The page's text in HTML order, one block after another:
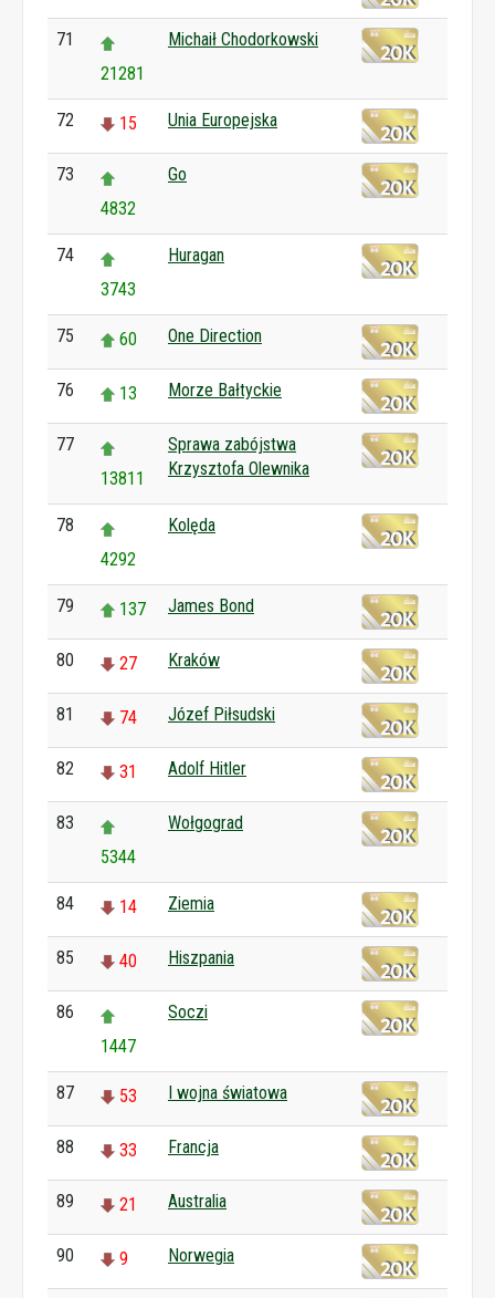
71
21281
Michaił Chodorkowski
72 15 Unia Europejska
73
4832
Go
74
3743
Huragan
75 60 One Direction
76 13 Morze Bałtyckie
77
13811
Sprawa zabójstwa
Krzysztofa Olewnika
78
4292
Kolęda
79 137 James Bond
80 27 Kraków
81 74 Józef Piłsudski
82 31 Adolf Hitler
83
5344
Wołgograd
84 14 Ziemia
85 40 Hiszpania
86
1447
Soczi
87 53 I wojna światowa
88 33 Francja
89 21 Australia
90 9 Norwegia